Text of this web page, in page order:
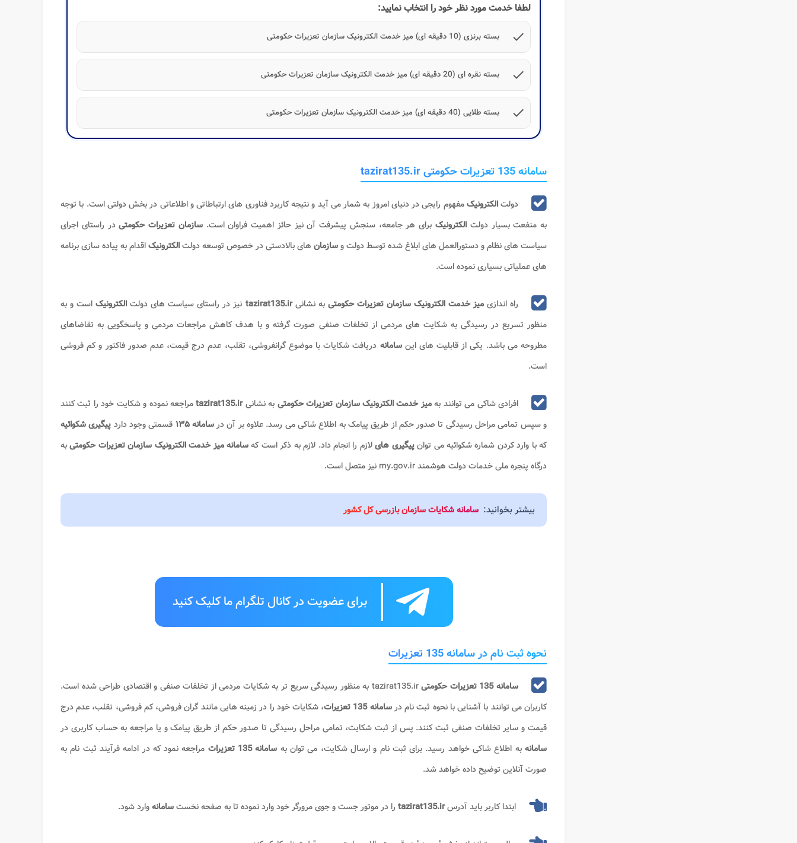
لطفا خدمت مورد نظر خود را انتخاب نمایید:
check
بسته برنزی (10 دقیقه ای) میز خدمت الکترونیک سازمان تعزیرات حکومتی
check بسته نقره ای (20 دقیقه ای) میز خدمت الکترونیک سازمان تعزیرات حکومتی
check بسته طلایی (40 دقیقه ای) میز خدمت الکترونیک سازمان تعزیرات حکومتی
سامانه 135 تعزیرات حکومتی tazirat135.ir
دولتالکترونیکمفهوم رایجی در دنیای امروز به شمار می آید و نتیجه کاربرد فناوری های ارتباطاتی و اطلاعاتی در بخش دولتی است. با توجه
به منفعت بسیار دولتالکترونیک برای هر جامعه، سنجش پیشرفت آن نیز حائز اهمیت فراوان است.سازمان تعزیرات حکومتیدر راستای اجرای
سیاست های نظام و دستورالعمل های ابلاغ شده توسط دولت وسازمان های بالادستی در خصوص توسعه دولتالکترونیکاقدام به پیاده سازی برنامه
های عملیاتی بسیاری نموده است.
راه اندازیمیز خدمت الکترونیک سازمان تعزیرات حکومتی به نشانیtazirat135.ir نیز در راستای سیاست های دولت الکترونیک است و به
منظور تسریع در رسیدگی به شکایت های مردمی از تخلفات صنفی صورت گرفته و با هدف کاهش مراجعات مردمی و پاسخگویی به تقاضاهای
مطروحه می باشد. یکی از قابلیت های اینسامانه دریافت شکایات با موضوع گرانفروشی، تقلب، عدم درج قیمت، عدم صدور فاکتور و کم فروشی
است.
افرادی شاکی می توانند بهمیز خدمت الکترونیک سازمان تعزیرات حکومتی به نشانیtazirat135.irمراجعه نموده و شکایت خود را ثبت کنند
و سپس تمامی مراحل رسیدگی تا صدور حکم از طریق پیامک به اطلاع شاکی می رسد. علاوه بر آن درسامانه ۱۳۵ قسمتی وجود دارد پیگیری شکوائیه
که با وارد کردن شماره شکوائیه می توانپیگیری هایلازم را انجام داد. لازم به ذکر است کهسامانه میز خدمت الکترونیک سازمان تعزیرات حکومتیبه
درگاه پنجره ملی خدمات دولت هوشمند my.gov.ir
نیز متصل است.
بیشتر بخوانید: سامانه شکایات سازمان بازرسی کل کشور
برای عضویت در کانال تلگرام ما کلیک کنید
نحوه ثبت نام در سامانه 135 تعزیرات
سامانه 135 تعزیرات حکومتی
tazirat135.ir به منظور رسیدگی سریع تر به شکایات مردمی از تخلفات صنفی و اقتصادی طراحی شده است.
کاربران می توانند با آشنایی با نحوه ثبت نام درسامانه 135 تعزیرات
، شکایات خود را در زمینه هایی مانند گران فروشی، کم فروشی، تقلب، عدم درج
قیمت و سایر تخلفات صنفی ثبت کنند. پس از ثبت شکایت، تمامی مراحل رسیدگی تا صدور حکم از طریق پیامک و یا مراجعه به حساب کاربری در
سامانهبه اطلاع شاکی خواهد رسید. برای ثبت نام و ارسال شکایت، می توان به سامانه 135 تعزیرات
مراجعه نمود که در ادامه فرآیند ثبت نام به
صورت آنلاین توضیح داده خواهد شد.
ابتدا کاربر باید آدرسtazirat135.ir را در موتور جست و جوی مرورگر خود وارد نموده تا به صفحه نخستسامانهوارد شود.